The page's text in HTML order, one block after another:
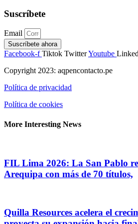
Suscríbete
Email
Suscríbete ahora
Facebook-f Tiktok TwitterYoutube
Copyright 2023: aqpencontacto.pe
Política de privacidad
Política de cookies
More Interesting News
FIL Lima 2026: La San Pablo
Arequipa con más de 70 títulos,
Quilla Resources acelera el